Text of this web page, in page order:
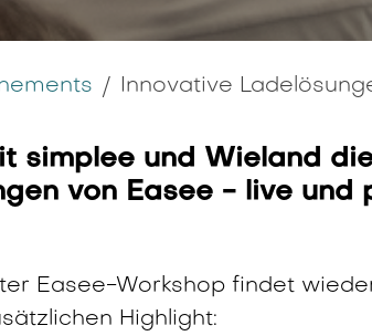
Innovative
simplee und Wieland
von Easee - live und
Easee-Workshop findet
Highlight: